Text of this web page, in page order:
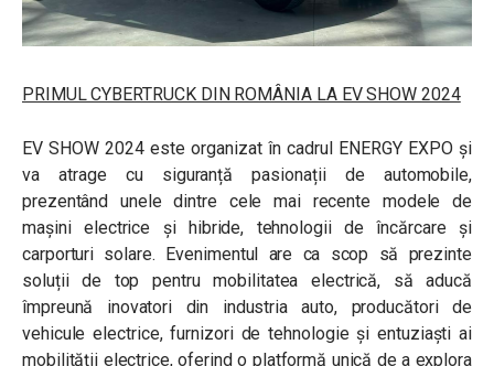
PRIMUL CYBERTRUCK DIN ROMÂNIA LA EV SHOW 2024
EV SHOW 2024 este organizat în cadrul ENERGY EXPO și
va atrage cu siguranță pasionații de automobile,
prezentând unele dintre cele mai recente modele de
mașini electrice și hibride, tehnologii de încărcare și
carporturi solare. Evenimentul are ca scop să prezinte
soluții de top pentru mobilitatea electrică, să aducă
împreună inovatori din industria auto, producători de
vehicule electrice, furnizori de tehnologie și entuziaști ai
mobilității electrice, oferind o platformă unică de a explora